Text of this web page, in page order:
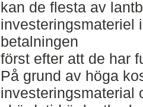
kan de flesta av
investeringsmateriel
betalningen
först efter att de har
På grund av höga
investeringsmaterial